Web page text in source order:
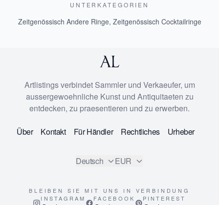
UNTERKATEGORIEN
Zeitgenössisch Andere Ringe, Zeitgenössisch Cocktailringe
Artlistings verbindet Sammler und Verkaeufer, um
aussergewoehnliche Kunst und Antiquitaeten zu
entdecken, zu praesentieren und zu erwerben.
Über Kontakt Für Händler Rechtliches Urheber
Deutsch EUR
BLEIBEN SIE MIT UNS IN VERBINDUNG
INSTAGRAM
FACEBOOK PINTEREST